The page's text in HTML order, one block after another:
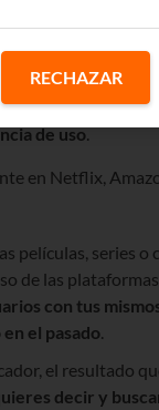
si has visto
. Datos y más datos
de uso.
en Netflix,
películas, series o
de las
con tus
el pasado
el resultado
decir y
RECHAZAR